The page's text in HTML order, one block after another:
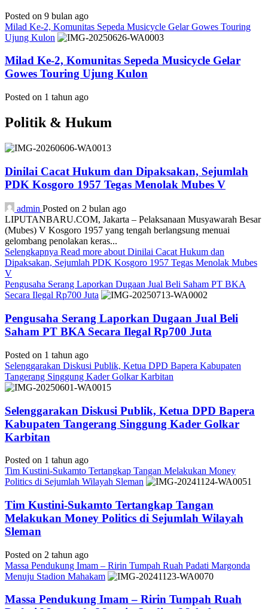
Posted on 9 bulan ago
Milad Ke-2, Komunitas Sepeda Musicycle Gelar Gowes Touring
Ujung Kulon
Milad Ke-2, Komunitas Sepeda Musicycle Gelar
Gowes Touring Ujung Kulon
Posted on 1 tahun ago
Politik & Hukum
Dinilai Cacat Hukum dan Dipaksakan, Sejumlah
PDK Kosgoro 1957 Tegas Menolak Mubes V
admin Posted on 2 bulan ago
LIPUTANBARU.COM, Jakarta – Pelaksanaan Musyawarah Besar
(Mubes) V Kosgoro 1957 yang tengah berlangsung menuai
gelombang penolakan keras...
Selengkapnya Read more about Dinilai Cacat Hukum dan
Dipaksakan, Sejumlah PDK Kosgoro 1957 Tegas Menolak Mubes
V
Pengusaha Serang Laporkan Dugaan Jual Beli Saham PT BKA
Secara Ilegal Rp700 Juta
Pengusaha Serang Laporkan Dugaan Jual Beli
Saham PT BKA Secara Ilegal Rp700 Juta
Posted on 1 tahun ago
Selenggarakan Diskusi Publik, Ketua DPD Bapera Kabupaten
Tangerang Singgung Kader Golkar Karbitan
Selenggarakan Diskusi Publik, Ketua DPD Bapera
Kabupaten Tangerang Singgung Kader Golkar
Karbitan
Posted on 1 tahun ago
Tim Kustini-Sukamto Tertangkap Tangan Melakukan Money
Politics di Sejumlah Wilayah Sleman
Tim Kustini-Sukamto Tertangkap Tangan
Melakukan Money Politics di Sejumlah Wilayah
Sleman
Posted on 2 tahun ago
Massa Pendukung Imam – Ririn Tumpah Ruah Padati Margonda
Menuju Stadion Mahakam
Massa Pendukung Imam – Ririn Tumpah Ruah